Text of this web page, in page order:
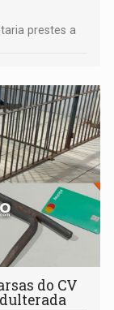
prestes a
do CV